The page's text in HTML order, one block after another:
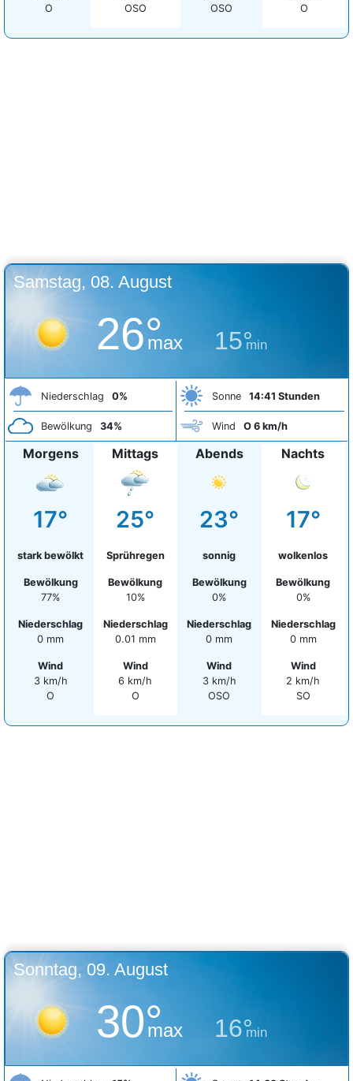
O
OSO
OSO
O
Samstag, 08. August
26°
max 15°
min
Niederschlag 0%
Bewölkung 34%
Sonne 14:41 Stunden
Wind O 6 km/h
Morgens
17°
stark bewölkt
Bewölkung
77%
Niederschlag
0 mm
Wind
3 km/h
O
Mittags
25°
Sprühregen
Bewölkung
10%
Niederschlag
0.01 mm
Wind
6 km/h
O
Abends
23°
sonnig
Bewölkung
0%
Niederschlag
0 mm
Wind
3 km/h
OSO
Nachts
17°
wolkenlos
Bewölkung
0%
Niederschlag
0 mm
Wind
2 km/h
SO
Sonntag, 09. August
30°
max 16°
min